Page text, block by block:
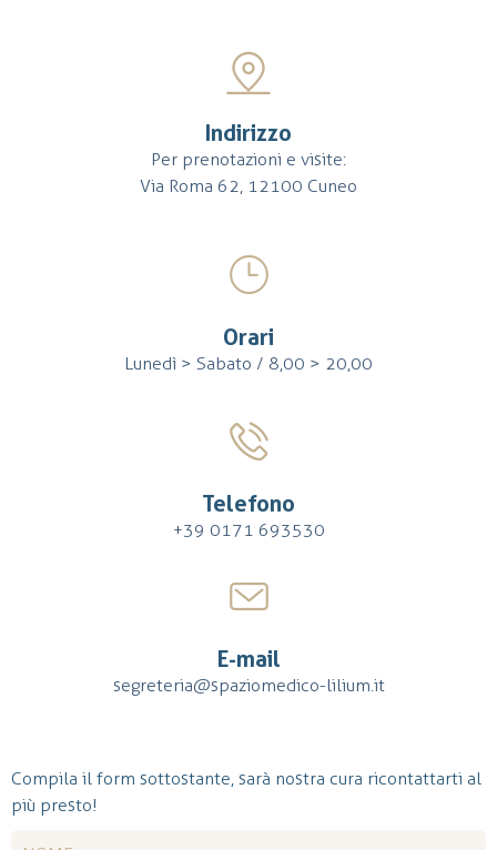
Indirizzo
Per prenotazioni e visite:
Via Roma 62, 12100 Cuneo
Orari
Lunedì > Sabato / 8,00 > 20,00
Telefono
+39 0171 693530
E-mail
segreteria@spaziomedico-lilium.it
Compila il form sottostante, sarà nostra cura ricontattarti al
più presto!